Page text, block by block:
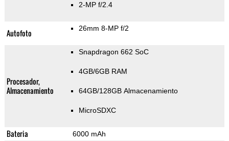
2-MP f/2.4
Autofoto 26mm 8-MP f/2
Procesador,
Almacenamiento
Snapdragon 662 SoC
4GB/6GB RAM
64GB/128GB Almacenamiento
MicroSDXC
Bateria 6000 mAh